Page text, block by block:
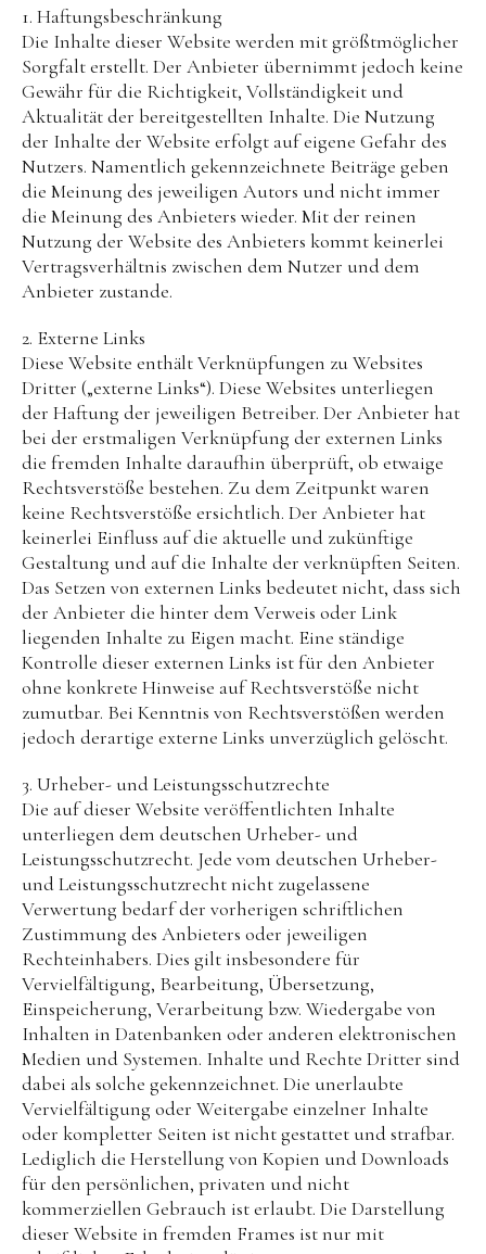
und noch mehr…
zu meiner Person
zur Startseite
1. Haftungsbeschränkung
Die Inhalte dieser Website werden mit größtmöglicher
Sorgfalt erstellt. Der Anbieter übernimmt jedoch keine
Gewähr für die Richtigkeit, Vollständigkeit und
Aktualität der bereitgestellten Inhalte. Die Nutzung
der Inhalte der Website erfolgt auf eigene Gefahr des
Nutzers. Namentlich gekennzeichnete Beiträge geben
die Meinung des jeweiligen Autors und nicht immer
die Meinung des Anbieters wieder. Mit der reinen
Nutzung der Website des Anbieters kommt keinerlei
Vertragsverhältnis zwischen dem Nutzer und dem
Anbieter zustande.
2. Externe Links
Diese Website enthält Verknüpfungen zu Websites
Dritter („externe Links“). Diese Websites unterliegen
der Haftung der jeweiligen Betreiber. Der Anbieter hat
bei der erstmaligen Verknüpfung der externen Links
die fremden Inhalte daraufhin überprüft, ob etwaige
Rechtsverstöße bestehen. Zu dem Zeitpunkt waren
keine Rechtsverstöße ersichtlich. Der Anbieter hat
keinerlei Einfluss auf die aktuelle und zukünftige
Gestaltung und auf die Inhalte der verknüpften Seiten.
Das Setzen von externen Links bedeutet nicht, dass sich
der Anbieter die hinter dem Verweis oder Link
liegenden Inhalte zu Eigen macht. Eine ständige
Kontrolle dieser externen Links ist für den Anbieter
ohne konkrete Hinweise auf Rechtsverstöße nicht
zumutbar. Bei Kenntnis von Rechtsverstößen werden
jedoch derartige externe Links unverzüglich gelöscht.
3. Urheber- und Leistungsschutzrechte
Die auf dieser Website veröffentlichten Inhalte
unterliegen dem deutschen Urheber- und
Leistungsschutzrecht. Jede vom deutschen Urheber-
und Leistungsschutzrecht nicht zugelassene
Verwertung bedarf der vorherigen schriftlichen
Zustimmung des Anbieters oder jeweiligen
Rechteinhabers. Dies gilt insbesondere für
Vervielfältigung, Bearbeitung, Übersetzung,
Einspeicherung, Verarbeitung bzw. Wiedergabe von
Inhalten in Datenbanken oder anderen elektronischen
Medien und Systemen. Inhalte und Rechte Dritter sind
dabei als solche gekennzeichnet. Die unerlaubte
Vervielfältigung oder Weitergabe einzelner Inhalte
oder kompletter Seiten ist nicht gestattet und strafbar.
Lediglich die Herstellung von Kopien und Downloads
für den persönlichen, privaten und nicht
kommerziellen Gebrauch ist erlaubt. Die Darstellung
dieser Website in fremden Frames ist nur mit